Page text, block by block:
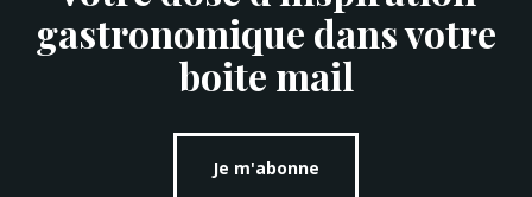
gastronomique dans votre
boite mail
Je m'abonne